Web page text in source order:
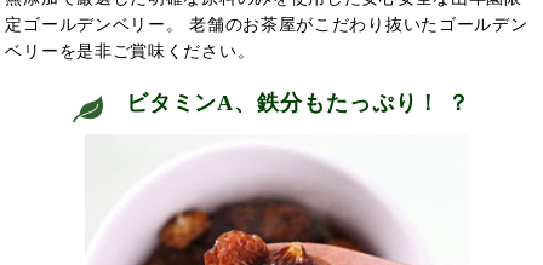
定ゴールデンベリー。 老舗のお茶屋がこだわり抜いたゴールデン
ベリーを是非ご賞味ください。
ビタミンA、鉄分もたっぷり！ ？